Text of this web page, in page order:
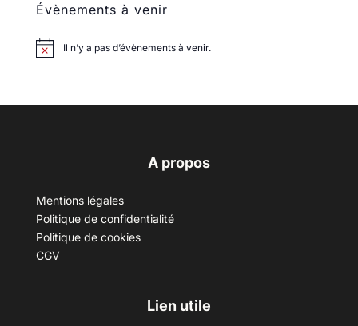
Évènements à venir
Il n’y a pas d’évènements à venir.
A propos
Mentions légales
Politique de confidentialité
Politique de cookies
CGV
Lien utile